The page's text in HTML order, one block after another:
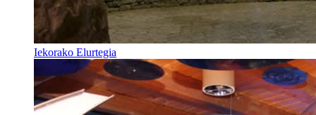
Iekorako Elurtegia